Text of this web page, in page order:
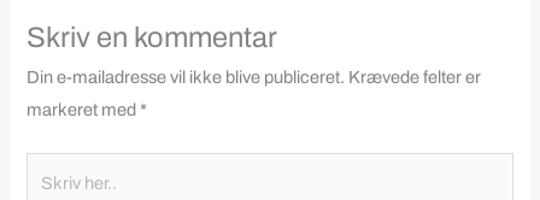
Skriv en kommentar
Din e-mailadresse vil ikke blive publiceret. Krævede felter er
markeret med *